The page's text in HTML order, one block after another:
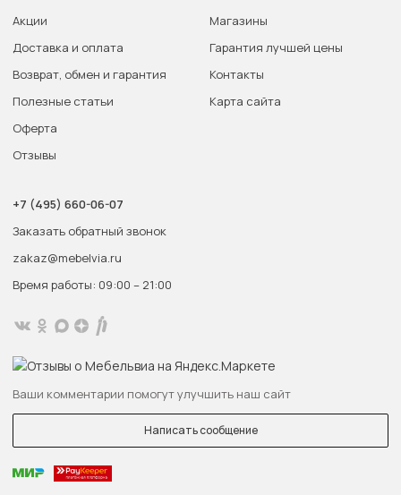
Акции
Доставка и оплата
Возврат, обмен и гарантия
Полезные статьи
Оферта
Отзывы
Магазины
Гарантия лучшей цены
Контакты
Карта сайта
+7 (495) 660-06-07
Заказать обратный звонок
zakaz@mebelvia.ru
Время работы: 09:00 – 21:00
Ваши комментарии помогут улучшить наш сайт
Написать сообщение